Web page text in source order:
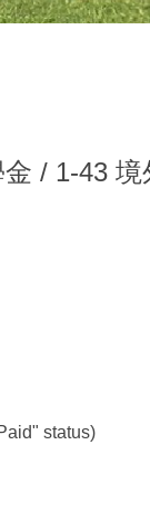
/ 1-43
status)